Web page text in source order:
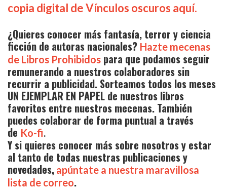
copia digital de Vínculos oscuros aquí.
¿Quieres conocer más fantasía, terror y ciencia
ficción de autoras nacionales? Hazte mecenas
de Libros Prohibidos para que podamos seguir
remunerando a nuestros colaboradores sin
recurrir a publicidad. Sorteamos todos los meses
UN EJEMPLAR EN PAPEL de nuestros libros
favoritos entre nuestros mecenas. También
puedes colaborar de forma puntual a través
de Ko-fi.
Y si quieres conocer más sobre nosotros y estar
al tanto de todas nuestras publicaciones y
novedades, apúntate a nuestra maravillosa
lista de correo.